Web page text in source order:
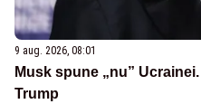
9 aug. 2026, 08:01
Musk spune „nu”
Trump